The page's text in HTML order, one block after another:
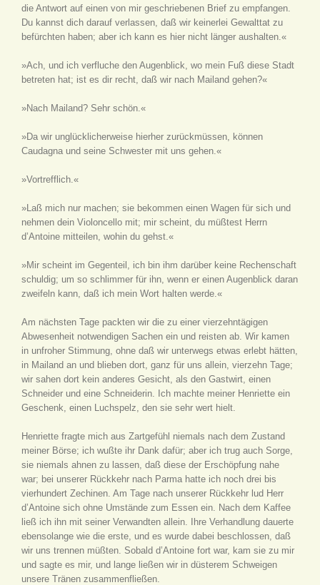
die Antwort auf einen von mir geschriebenen Brief zu empfangen.
Du kannst dich darauf verlassen, daß wir keinerlei Gewalttat zu
befürchten haben; aber ich kann es hier nicht länger aushalten.«
»Ach, und ich verfluche den Augenblick, wo mein Fuß diese Stadt
betreten hat; ist es dir recht, daß wir nach Mailand gehen?«
»Nach Mailand? Sehr schön.«
»Da wir unglücklicherweise hierher zurückmüssen, können
Caudagna und seine Schwester mit uns gehen.«
»Vortrefflich.«
»Laß mich nur machen; sie bekommen einen Wagen für sich und
nehmen dein Violoncello mit; mir scheint, du müßtest Herrn
d’Antoine mitteilen, wohin du gehst.«
»Mir scheint im Gegenteil, ich bin ihm darüber keine Rechenschaft
schuldig; um so schlimmer für ihn, wenn er einen Augenblick daran
zweifeln kann, daß ich mein Wort halten werde.«
Am nächsten Tage packten wir die zu einer vierzehntägigen
Abwesenheit notwendigen Sachen ein und reisten ab. Wir kamen
in unfroher Stimmung, ohne daß wir unterwegs etwas erlebt hätten,
in Mailand an und blieben dort, ganz für uns allein, vierzehn Tage;
wir sahen dort kein anderes Gesicht, als den Gastwirt, einen
Schneider und eine Schneiderin. Ich machte meiner Henriette ein
Geschenk, einen Luchspelz, den sie sehr wert hielt.
Henriette fragte mich aus Zartgefühl niemals nach dem Zustand
meiner Börse; ich wußte ihr Dank dafür; aber ich trug auch Sorge,
sie niemals ahnen zu lassen, daß diese der Erschöpfung nahe
war; bei unserer Rückkehr nach Parma hatte ich noch drei bis
vierhundert Zechinen. Am Tage nach unserer Rückkehr lud Herr
d’Antoine sich ohne Umstände zum Essen ein. Nach dem Kaffee
ließ ich ihn mit seiner Verwandten allein. Ihre Verhandlung dauerte
ebensolange wie die erste, und es wurde dabei beschlossen, daß
wir uns trennen müßten. Sobald d’Antoine fort war, kam sie zu mir
und sagte es mir, und lange ließen wir in düsterem Schweigen
unsere Tränen zusammenfließen.